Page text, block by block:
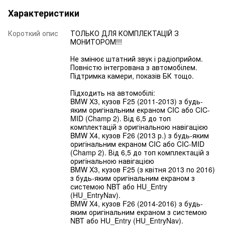
Характеристики
Короткий опис
ТОЛЬКО ДЛЯ КОМПЛЕКТАЦІЙ З
МОНИТОРОМ!!!
Не змінює штатний звук і радіоприйом.
Повністю інтегрована з автомобілем.
Підтримка камери, показів БК тощо.
Підходить на автомобілі:
BMW X3, кузов F25 (2011-2013) з будь-
яким оригінальним екраном CIC або CIC-
MID (Champ 2). Від 6,5 до топ
комплектацій з оригінальною навігацією
BMW X4, кузов F26 (2013 р.) з будь-яким
оригінальним екраном CIC або CIC-MID
(Champ 2). Від 6,5 до топ комплектацій з
оригінальною навігацією
BMW X3, кузов F25 (з квітня 2013 по 2016)
з будь-яким оригінальним екраном з
системою NBT або HU_Entry
(HU_EntryNav).
BMW X4, кузов F26 (2014-2016) з будь-
яким оригінальним екраном з системою
NBT або HU_Entry (HU_EntryNav).